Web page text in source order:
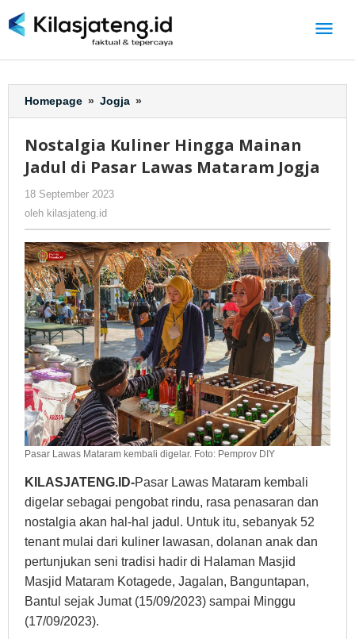
ke
Homepage » Jogja »
Kuliner
Mainan
Jadul
Mataram
Jogja
Nostalgia Kuliner Hingga Mainan
Jadul di Pasar Lawas Mataram Jogja
18 September 2023
oleh kilasjateng.id
Pasar Lawas Mataram kembali digelar. Foto: Pemprov DIY
KILASJATENG.ID-Pasar Lawas Mataram kembali
digelar sebagai pengobat rindu, rasa penasaran dan
nostalgia akan hal-hal jadul. Untuk itu, sebanyak 52
tenant mulai dari kuliner lawasan, dolanan anak dan
pertunjukan seni tradisi hadir di Halaman Masjid
Masjid Mataram Kotagede, Jagalan, Banguntapan,
Bantul sejak Jumat (15/09/2023) sampai Minggu
(17/09/2023).